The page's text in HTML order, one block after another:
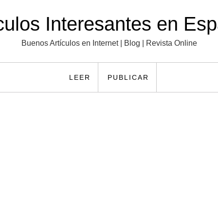
Interesantes en
Buenos Artículos en Internet | Blog | Revista Online
LEER PUBLICAR